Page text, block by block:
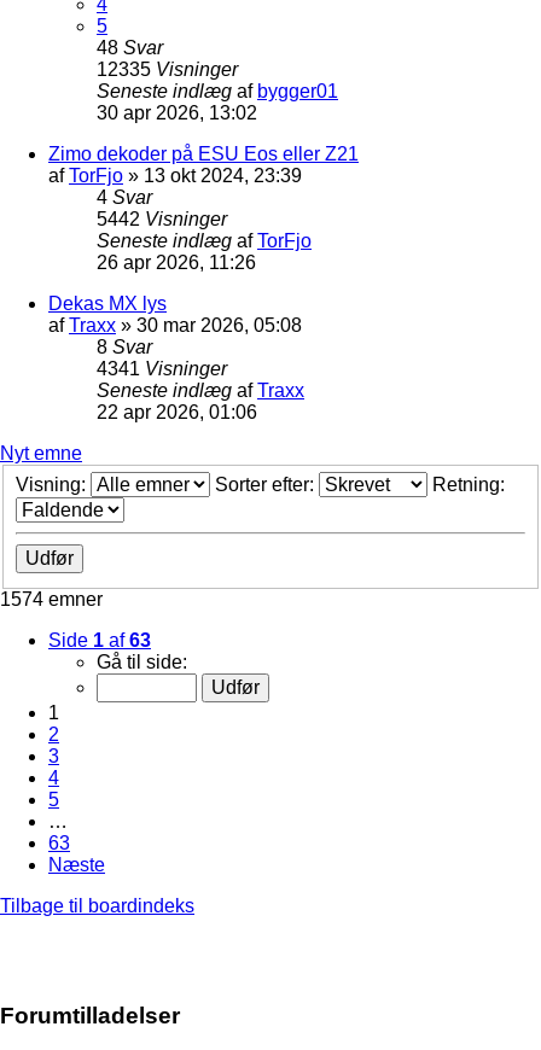
5
48 Svar
12335 Visninger
Seneste indlæg af bygger01
30 apr 2026, 13:02
Zimo dekoder på ESU Eos eller Z21
afTorFjo » 13 okt 2024, 23:39
4 Svar
5442 Visninger
Seneste indlæg afTorFjo
26 apr 2026, 11:26
Dekas MX lys
afTraxx » 30 mar 2026, 05:08
8 Svar
4341 Visninger
Seneste indlæg afTraxx
22 apr 2026, 01:06
Nyt emne
Visning:
Sorter efter: Retning:
1574 emner
Side 1 af63
Gå til side:
1
2
3
4
5
…
63
Næste
Tilbage til boardindeks
Forumtilladelser